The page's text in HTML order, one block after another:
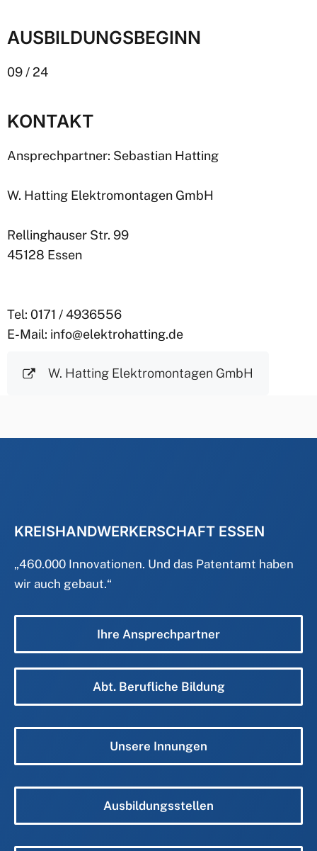
AUSBILDUNGSBEGINN
09 / 24
KONTAKT
Ansprechpartner: Sebastian Hatting
W. Hatting Elektromontagen GmbH
Rellinghauser Str. 99
45128 Essen
Tel: 0171 / 4936556
E-Mail: info@elektrohatting.de
W. Hatting Elektromontagen GmbH
KREISHANDWERKERSCHAFT ESSEN
„460.000 Innovationen. Und das Patentamt haben
wir auch gebaut.“
Ihre Ansprechpartner
Abt. Berufliche Bildung
Unsere Innungen
Ausbildungsstellen